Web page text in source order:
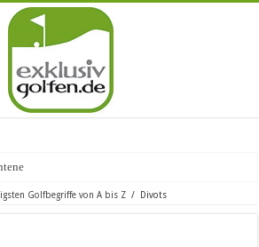
Golfbegriffe von A bis Z / Divots